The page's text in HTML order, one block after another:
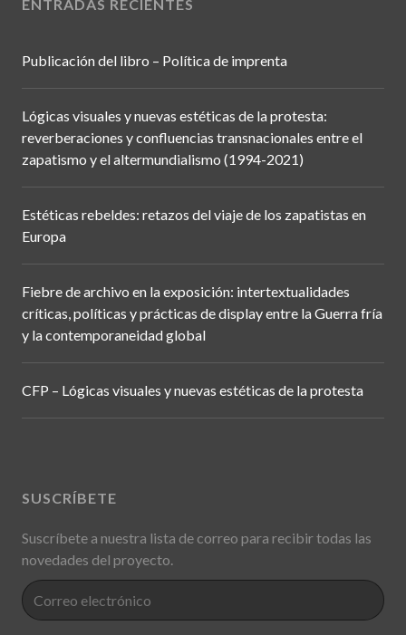
ENTRADAS RECIENTES
Publicación del libro – Política de imprenta
Lógicas visuales y nuevas estéticas de la protesta:
reverberaciones y confluencias transnacionales entre el
zapatismo y el altermundialismo (1994-2021)
Estéticas rebeldes: retazos del viaje de los zapatistas en
Europa
Fiebre de archivo en la exposición: intertextualidades
críticas, políticas y prácticas de display entre la Guerra fría
y la contemporaneidad global
CFP – Lógicas visuales y nuevas estéticas de la protesta
SUSCRÍBETE
Suscríbete a nuestra lista de correo para recibir todas las
novedades del proyecto.